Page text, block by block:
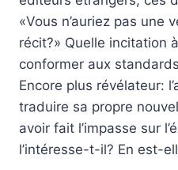
«Vous n’auriez pas une
récit?» Quelle incitation
conformer aux
Encore plus révélateur:
traduire sa propre
avoir fait l’impasse sur
l’intéresse-t-il? En est-